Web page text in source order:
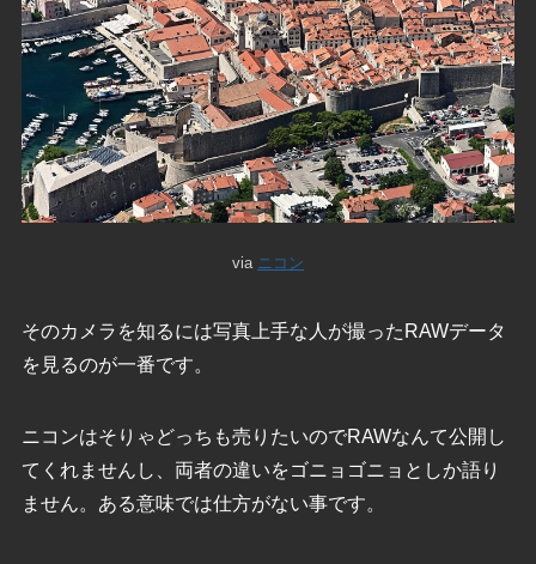
via ニコン
そのカメラを知るには写真上手な人が撮ったRAWデータ
を見るのが一番です。
ニコンはそりゃどっちも売りたいのでRAWなんて公開し
てくれませんし、両者の違いをゴニョゴニョとしか語り
ません。ある意味では仕方がない事です。